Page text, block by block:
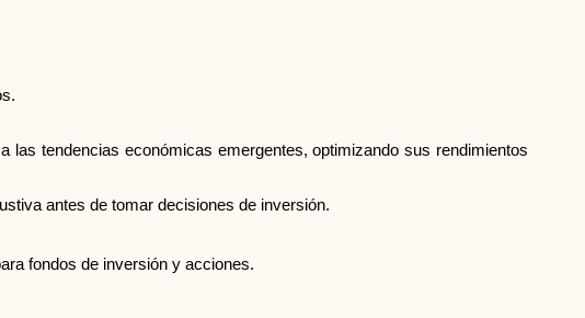
las tendencias económicas emergentes, optimizando sus rendimientos
antes de tomar decisiones de inversión.
fondos de inversión y acciones.